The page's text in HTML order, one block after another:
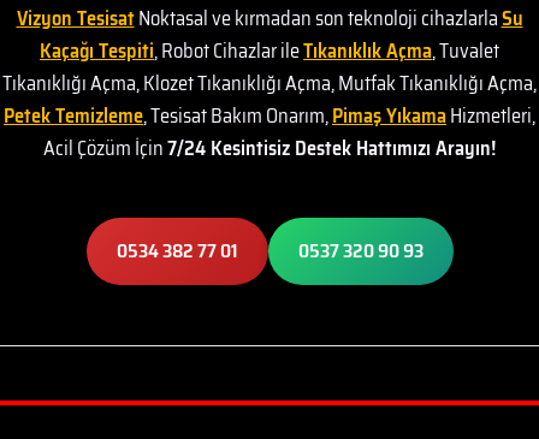
Vizyon TesisatNoktasal ve kırmadan son teknoloji cihazlarlaSu
Kaçağı Tespiti, Robot Cihazlar ileTıkanıklık Açma, Tuvalet
Tıkanıklığı Açma, Klozet Tıkanıklığı Açma, Mutfak Tıkanıklığı Açma,
Petek Temizleme, Tesisat Bakım Onarım,Pimaş YıkamaHizmetleri,
Acil Çözüm İçin7/24 Kesintisiz Destek Hattımızı Arayın!
0534 382 77 01 0537 320 90 93